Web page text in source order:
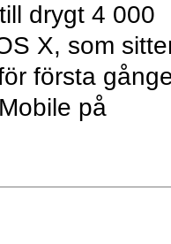
drygt 4 000
X, som
första
på